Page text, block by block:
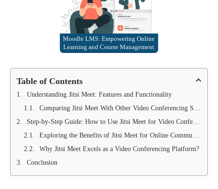
Moodle LMS: Empowering Online
Learning and Course Management
Table of Contents
Understanding Jitsi Meet: Features and Functionality
Comparing Jitsi Meet With Other Video Conferencing Solutions
Step-by-Step Guide: How to Use Jitsi Meet for Video Conferencing
Exploring the Benefits of Jitsi Meet for Online Communication
Why Jitsi Meet Excels as a Video Conferencing Platform?
Conclusion